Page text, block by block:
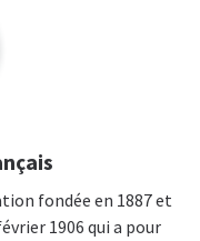
fondée en 1887 et
1906 qui a pour